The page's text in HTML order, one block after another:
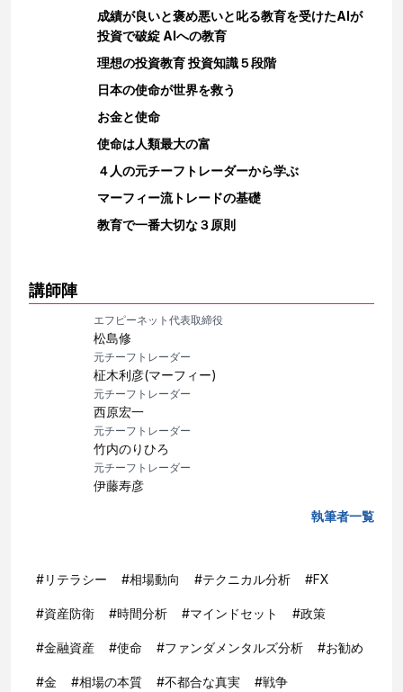
成績が良いと褒め悪いと叱る教育を受けたAIが
投資で破綻 AIへの教育
理想の投資教育 投資知識５段階
日本の使命が世界を救う
お金と使命
使命は人類最大の富
４人の元チーフトレーダーから学ぶ
マーフィー流トレードの基礎
教育で一番大切な３原則
講師陣
エフピーネット代表取締役
松島修
元チーフトレーダー
柾木利彦(マーフィー)
元チーフトレーダー
西原宏一
元チーフトレーダー
竹内のりひろ
元チーフトレーダー
伊藤寿彦
執筆者一覧
#リテラシー #相場動向 #テクニカル分析 #FX
#資産防衛 #時間分析 #マインドセット #政策
#金融資産 #使命 #ファンダメンタルズ分析 #お勧め
#金 #相場の本質 #不都合な真実 #戦争